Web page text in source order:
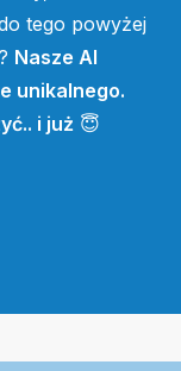
tego powyżej
Nasze AI
unikalnego.
i już😇